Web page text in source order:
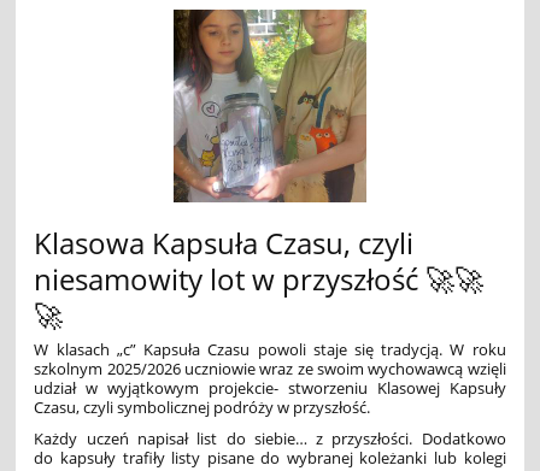
Klasowa Kapsuła Czasu, czyli
niesamowity lot w przyszłość 🚀🚀
🚀
W klasach „c” Kapsuła Czasu powoli staje się tradycją. W roku
szkolnym 2025/2026 uczniowie wraz ze swoim wychowawcą wzięli
udział w wyjątkowym projekcie- stworzeniu Klasowej Kapsuły
Czasu, czyli symbolicznej podróży w przyszłość.
Każdy uczeń napisał list do siebie… z przyszłości. Dodatkowo
do kapsuły trafiły listy pisane do wybranej koleżanki lub kolegi